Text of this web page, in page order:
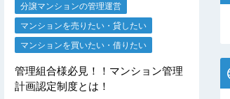
分譲マンションの管理運営
マンションを売りたい・貸したい
マンションを買いたい・借りたい
管理組合様必見！！マンション管理
計画認定制度とは！